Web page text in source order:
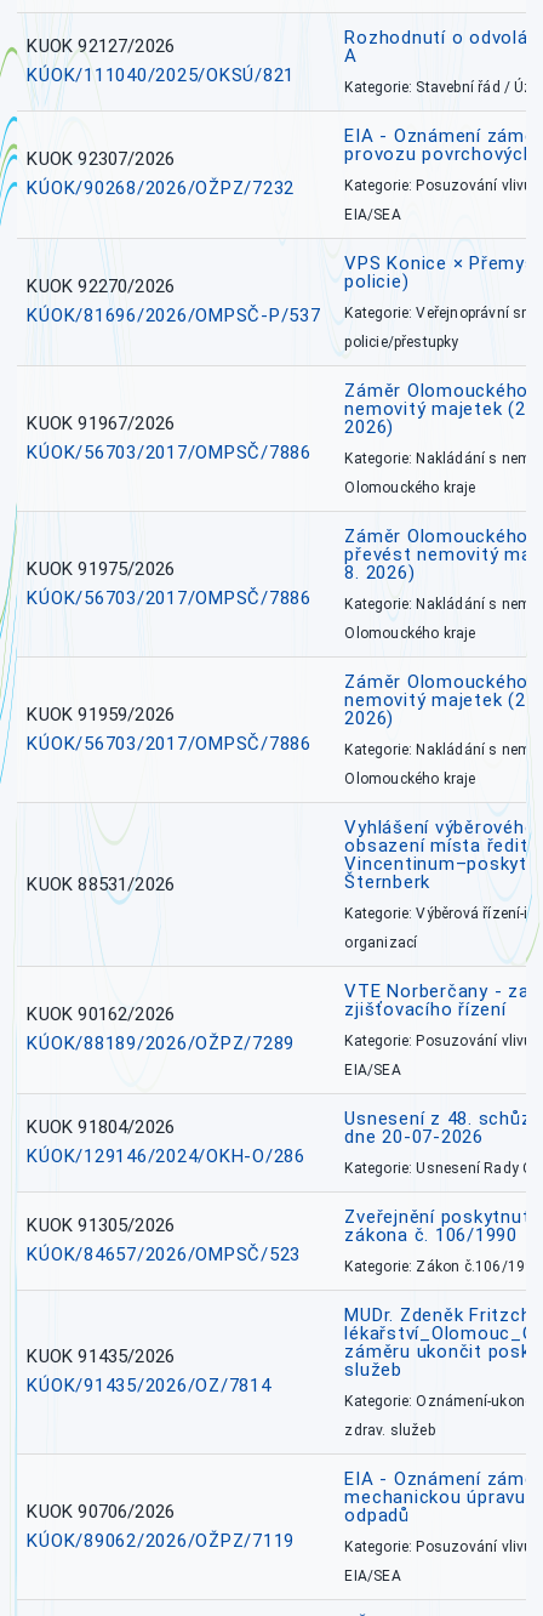
KUOK 92127/2026
KÚOK/111040/2025/OKSÚ/821
Rozhodnutí o
A
Kategorie: Stavební řád /
KUOK 92307/2026
KÚOK/90268/2026/OŽPZ/7232
EIA - Oznámení
provozu povrchových
Kategorie: Posuzování vlivů
EIA/SEA
KUOK 92270/2026
KÚOK/81696/2026/OMPSČ-P/537
VPS Konice ×
policie)
Kategorie: Veřejnoprávní
policie/přestupky
KUOK 91967/2026
KÚOK/56703/2017/OMPSČ/7886
Záměr Olomouckého
nemovitý majetek
2026)
Kategorie: Nakládání s
Olomouckého kraje
KUOK 91975/2026
KÚOK/56703/2017/OMPSČ/7886
Záměr Olomouckého
převést nemovitý
8. 2026)
Kategorie: Nakládání s
Olomouckého kraje
KUOK 91959/2026
KÚOK/56703/2017/OMPSČ/7886
Záměr Olomouckého
nemovitý majetek
2026)
Kategorie: Nakládání s
Olomouckého kraje
KUOK 88531/2026
Vyhlášení výběrového
obsazení místa
Šternberk
Kategorie: Výběrová řízení-
organizací
KUOK 90162/2026
KÚOK/88189/2026/OŽPZ/7289
VTE Norberčany -
zjišťovacího řízení
Kategorie: Posuzování vlivů
EIA/SEA
KUOK 91804/2026
KÚOK/129146/2024/OKH-O/286
Usnesení z 48.
dne 20-07-2026
Kategorie: Usnesení Rady
KUOK 91305/2026
KÚOK/84657/2026/OMPSČ/523
Zveřejnění poskytnutí
zákona č. 106/1990
Kategorie: Zákon č.106/1999
KUOK 91435/2026
KÚOK/91435/2026/OZ/7814
MUDr. Zdeněk
záměru ukončit
služeb
Kategorie: Oznámení-
zdrav. služeb
KUOK 90706/2026
KÚOK/89062/2026/OŽPZ/7119
EIA - Oznámení
mechanickou úpravu
odpadů
Kategorie: Posuzování vlivů
EIA/SEA